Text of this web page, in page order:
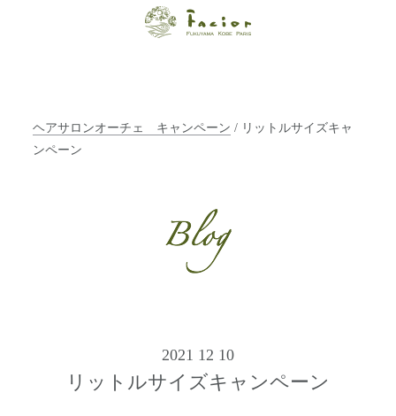
ン ファシオー
ルでご提案しま
す。
ヘアサロンオーチェ キャンペーン / リットルサイズキャ
ンペーン
2021 12 10
リットルサイズキャンペーン